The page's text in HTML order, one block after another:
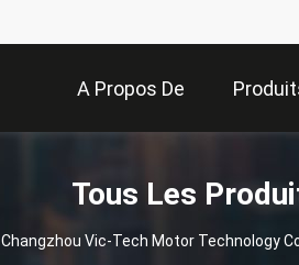
A Propos De
Nous
Tous Les
Changzhou Vic-Tech Motor Technology